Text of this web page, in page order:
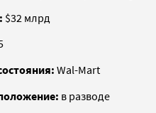
$32 млрд
Wal-Mart
в разводе